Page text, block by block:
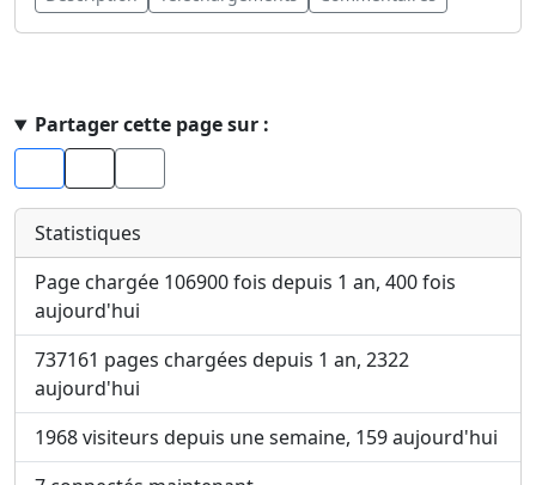
Partager cette page sur :
Facebook
Statistiques
Page chargée 106900 fois depuis 1 an, 400 fois
aujourd'hui
737161 pages chargées depuis 1 an, 2322
aujourd'hui
1968 visiteurs depuis une semaine, 159 aujourd'hui